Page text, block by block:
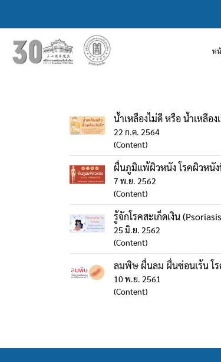
ห
น้ำเหลืองไม่ดี หรือ น้ำเหลือง
22 ก.ค. 2564
(Content)
ผื่นภูมิแพ้ผิวหนัง โรคผิวหนั
7 พ.ย. 2562
(Content)
รู้จักโรคสะเก็ดเงิน
25 มิ.ย. 2562
(Content)
ลมพิษ ผื่นลม ผื่นซ่อนเร้น โร
10 พ.ย. 2561
(Content)